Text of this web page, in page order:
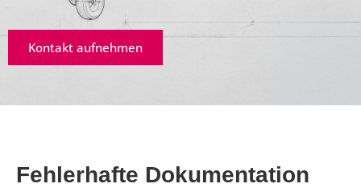
Kontakt aufnehmen
Fehlerhafte Dokumentation